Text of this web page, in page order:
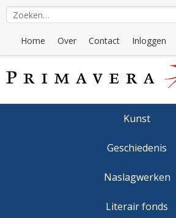
Home Over Contact Inloggen
Kunst
Geschiedenis
Naslagwerken
Literair fonds